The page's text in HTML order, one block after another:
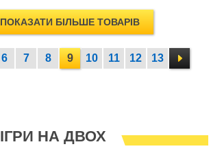
ПОКАЗАТИ БІЛЬШЕ ТОВАРІВ
6 7 8 9 10 11 12 13
ІГРИ НА ДВОХ